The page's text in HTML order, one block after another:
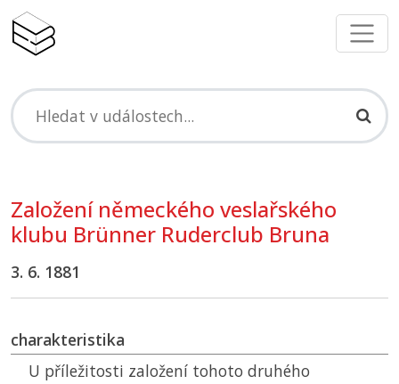
Založení německého veslařského
klubu Brünner Ruderclub Bruna
3. 6. 1881
charakteristika
U příležitosti založení tohoto druhého